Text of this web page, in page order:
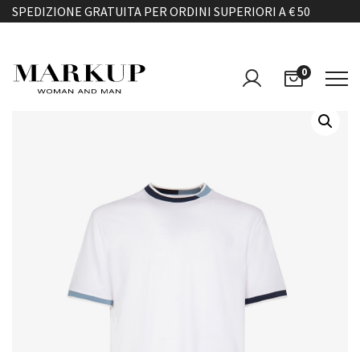
SPEDIZIONE GRATUITA PER ORDINI SUPERIORI A € 50
0